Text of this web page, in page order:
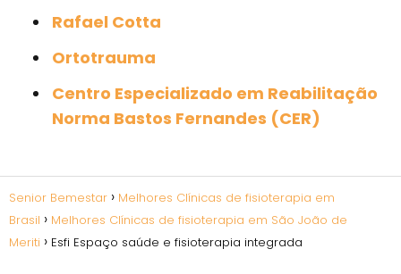
Rafael Cotta
Ortotrauma
Centro Especializado em Reabilitação
Norma Bastos Fernandes (CER)
Senior Bemestar
Melhores Clínicas de fisioterapia em
Brasil
Melhores Clínicas de fisioterapia em São João de
Meriti
Esfi Espaço saúde e fisioterapia integrada